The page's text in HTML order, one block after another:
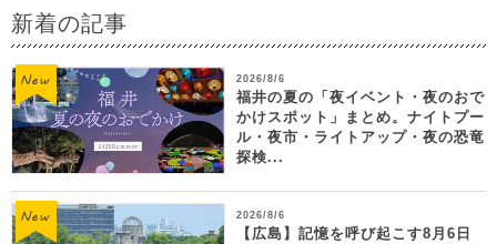
新着の記事
2026/8/6
福井の夏の「夜イベント・夜のおで
かけスポット」まとめ。ナイトプー
ル・夜市・ライトアップ・夜の恐竜
探検...
2026/8/6
【広島】記憶を呼び起こす8月6日